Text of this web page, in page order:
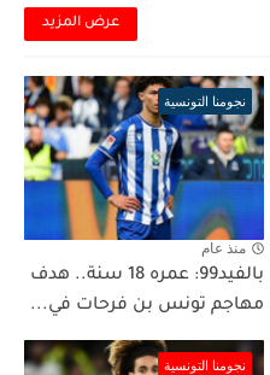
عرض المزيد
نجومنا التونسية
منذ عام
بالفيد99: عمره 18 سنة.. هدف
مهاجم تونس بن فرحات في...
نجومنا التونسية